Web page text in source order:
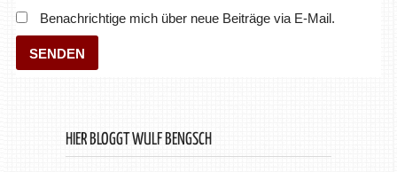
Benachrichtige mich über neue Beiträge via E-Mail.
HIER BLOGGT WULF BENGSCH